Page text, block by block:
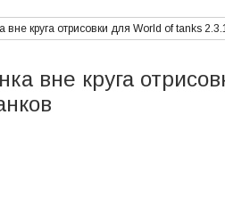
круга отрисовки для World of tanks
вне круга